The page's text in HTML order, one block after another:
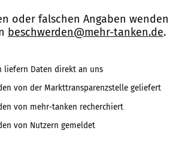
oder falschen Angaben wenden
beschwerden@mehr-tanken.de.
liefern Daten direkt an uns
von der Markttransparenzstelle geliefert
von mehr-tanken recherchiert
von Nutzern gemeldet